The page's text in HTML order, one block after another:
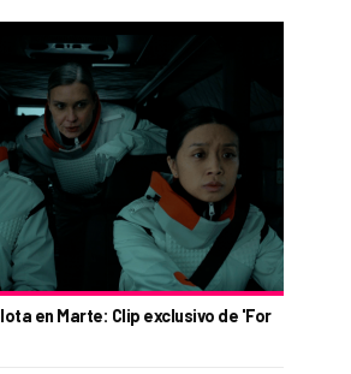
en Marte: Clip exclusivo de 'For